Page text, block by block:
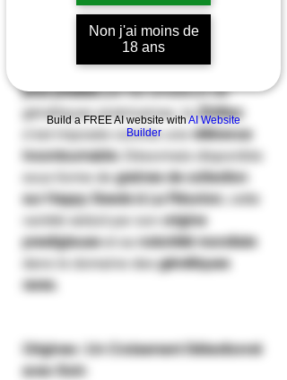
Non j'ai moins de
18 ans
Build a FREE AI website withAI Website
Builder
Ajouter au panier
Parmi lesgraines de collection les
plus priséespar les amateurs de
génétiques américaines, laZkittlez
s’est imposée comme uneréférence
incontournable. Désormais disponible
sous forme degraines de collection
sur Happy Seeds à La Réunion , cette
variété séduit par sonorigine
prestigieuseet sanotoriété mondiale
dans le domaine desgénétiques
rares.
Origines : Un Croisement Sélectionné
avec Soin